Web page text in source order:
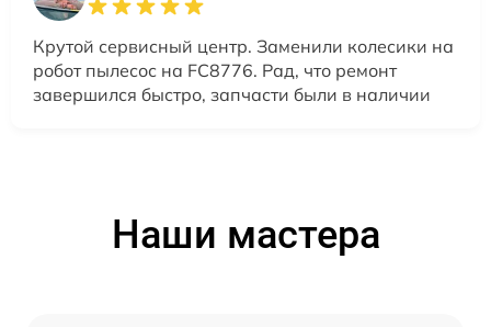
Крутой сервисный центр. Заменили колесики на
робот пылесос на FC8776. Рад, что ремонт
завершился быстро, запчасти были в наличии
Наши мастера